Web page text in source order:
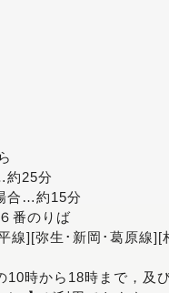
約25分
合…約15分
番のりば
線][弥生･新岡･葛原線
10時から18時まで，及